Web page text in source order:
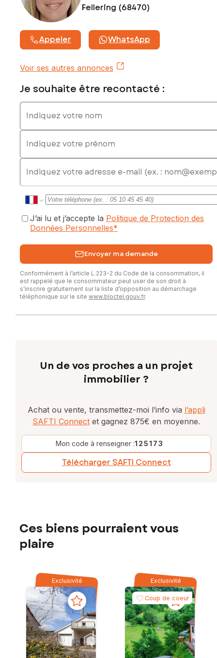
Fellering (68470)
Appeler WhatsApp
Voir ses autres annonces
Je souhaite être recontacté :
Indiquez votre nom
Indiquez votre prénom
E-mail
J’ai lu et j’accepte la Politique de Protection des
Données Personnelles*
Envoyer ma demande
Conformément à l’article L.223-2 du Code de la consommation, il
est rappelé que le consommateur peut user de son droit à
s’inscrire gratuitement sur la liste d’opposition au démarchage
téléphonique sur le site www.bloctel.gouv.fr.
Un de vos proches a un projet
immobilier ?
Achat ou vente, transmettez-moi l’info via l’appli
SAFTI Connect et gagnez 875€ en moyenne.
Mon code à renseigner :125173
Télécharger SAFTI Connect
Ces biens pourraient vous
plaire
Exclusivité Exclusivité
Coup de coeur